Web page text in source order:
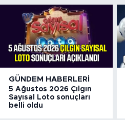
GÜNDEM HABERLERI
5 Ağustos 2026 Çılgın
Sayısal Loto sonuçları
belli oldu